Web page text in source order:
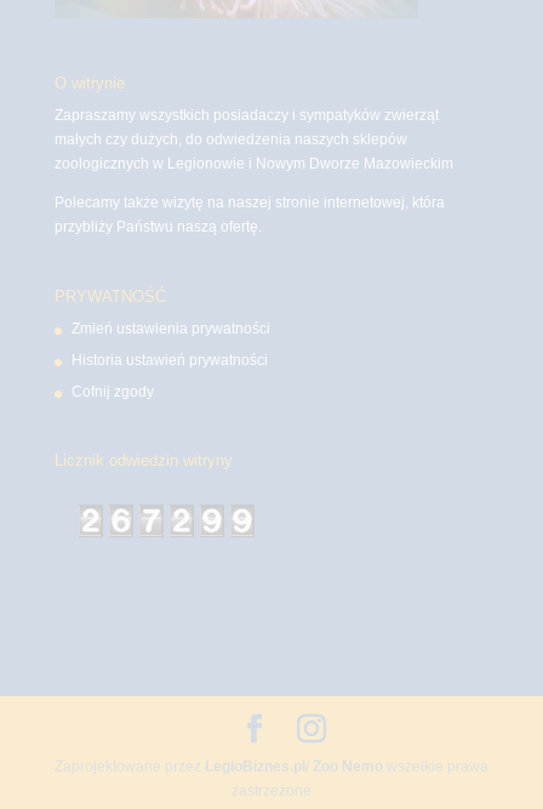
O witrynie
Zapraszamy wszystkich posiadaczy i sympatyków zwierząt
małych czy dużych, do odwiedzenia naszych sklepów
zoologicznych w Legionowie i Nowym Dworze Mazowieckim
Polecamy także wizytę na naszej stronie internetowej, która
przybliży Państwu naszą ofertę.
PRYWATNOŚĆ
Zmień ustawienia prywatności
Historia ustawień prywatności
Cofnij zgody
Licznik odwiedzin witryny
Zaprojektowane przez LegioBiznes.pl/ Zoo Nemowszelkie prawa
zastrzeżone